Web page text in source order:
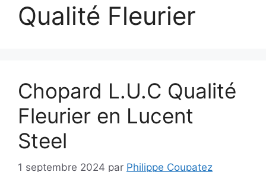
Qualité Fleurier
Chopard L.U.C Qualité
Fleurier en Lucent
Steel
1 septembre 2024 par Philippe Coupatez